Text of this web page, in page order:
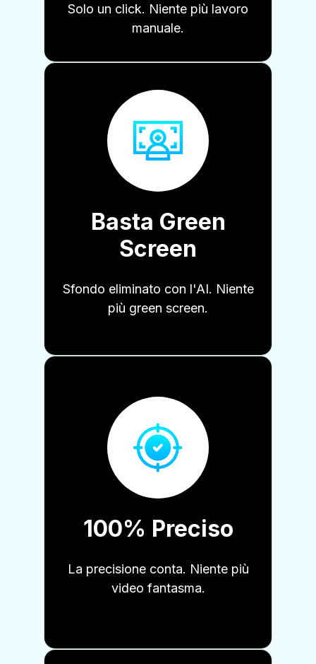
Solo un click. Niente più lavoro
manuale.
Basta Green
Screen
Sfondo eliminato con l'AI. Niente
più green screen.
100% Preciso
La precisione conta. Niente più
video fantasma.